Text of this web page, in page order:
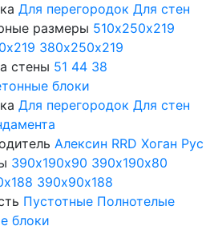
Для перегородок Для стен
размеры 510х250х219
380х250х219
стены 51 44 38
блоки
Для перегородок Для стен
Алексин RRD Хоган Рус
390х190х90 390х190х80
390х90х188
Пустотные Полнотелые
блоки